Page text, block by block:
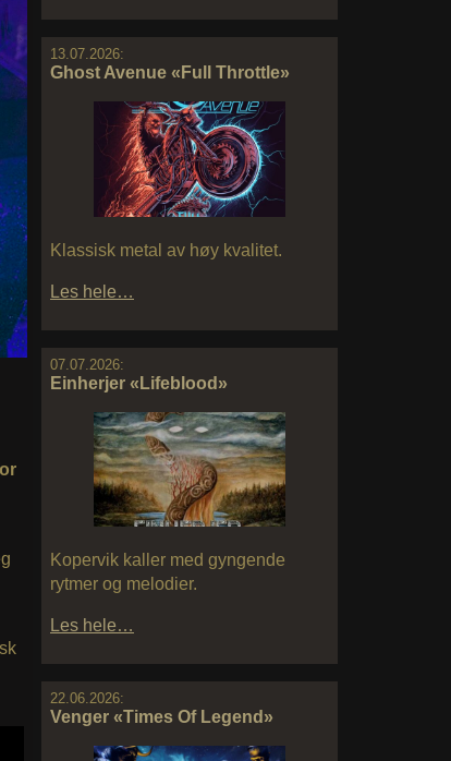
13.07.2026:
Ghost Avenue «Full Throttle»
Klassisk metal av høy kvalitet.
Les hele…
07.07.2026:
Einherjer «Lifeblood»
Kopervik kaller med gyngende
rytmer og melodier.
Les hele…
22.06.2026:
Venger «Times Of Legend»